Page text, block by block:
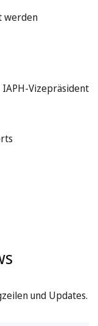
werden
Vizepräsident
und Updates.